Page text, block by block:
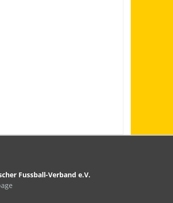
Fussball-Verband e.V.